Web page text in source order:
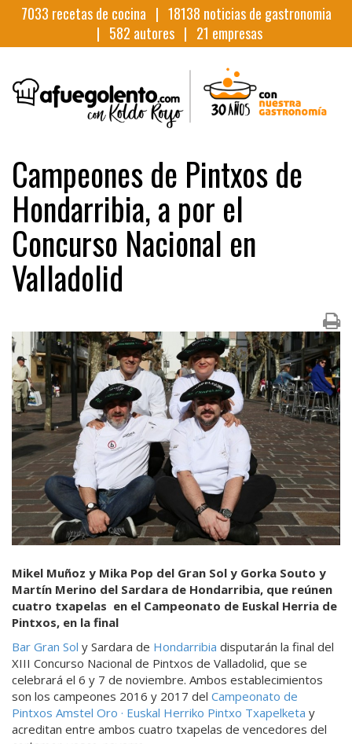
7033 recetas de cocina | 18138 noticias de gastronomia
| 582 autores | 21 empresas
Campeones de Pintxos de
Hondarribia, a por el
Concurso Nacional en
Valladolid
Mikel Muñoz y Mika Pop del Gran Sol y Gorka Souto y
Martín Merino del Sardara de Hondarribia, que reúnen
cuatro txapelas en el Campeonato de Euskal Herria de
Pintxos, en la final
Bar Gran Sol y Sardara de Hondarribia disputarán la final del
XIII Concurso Nacional de Pintxos de Valladolid, que se
celebrará el 6 y 7 de noviembre. Ambos establecimientos
son los campeones 2016 y 2017 del Campeonato de
Pintxos Amstel Oro · Euskal Herriko Pintxo Txapelketa y
acreditan entre ambos cuatro txapelas de vencedores del